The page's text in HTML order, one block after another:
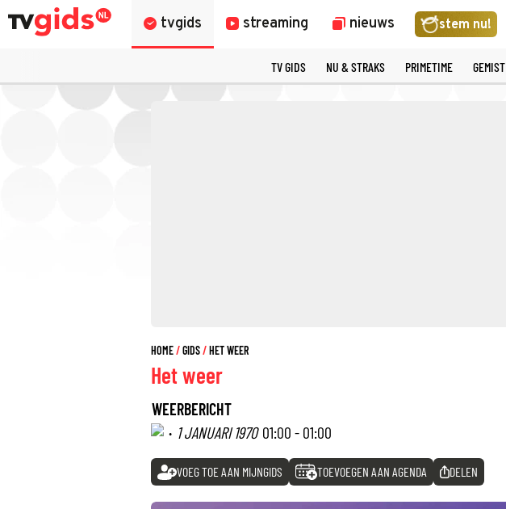
tvgids streaming nieuws stem nu!
TV GIDS NU & STRAKS PRIMETIME GEMIST
HOME GIDS HET WEER
Het weer
WEERBERICHT
· 1 JANUARI 1970 01:00 - 01:00
VOEG TOE AAN MIJNGIDS TOEVOEGEN AAN AGENDA DELEN